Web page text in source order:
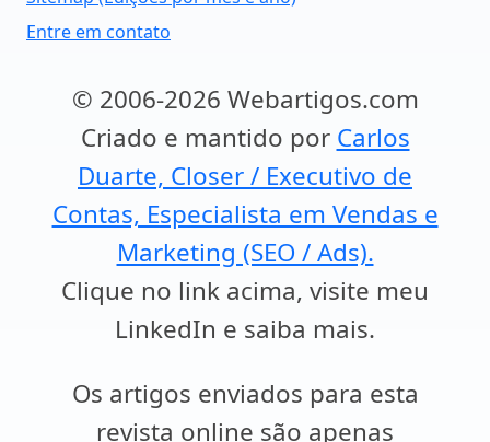
Entre em contato
© 2006-2026 Webartigos.com
Criado e mantido por Carlos
Duarte, Closer / Executivo de
Contas, Especialista em Vendas e
Marketing (SEO / Ads).
Clique no link acima, visite meu
LinkedIn e saiba mais.
Os artigos enviados para esta
revista online são apenas